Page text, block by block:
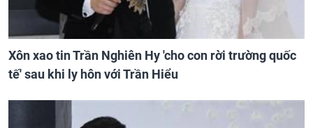
Xôn xao tin Trần Nghiên Hy 'cho con rời trường quốc
tế' sau khi ly hôn với Trần Hiểu